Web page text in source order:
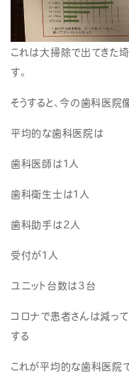
これは大掃除で出てきた
す。
そうすると、今の歯科医院
平均的な歯科医院は
歯科医師は1人
歯科衛生士は1人
歯科助手は2人
受付が1人
ユニット台数は3台
コロナで患者さんは減っ
する
これが平均的な歯科医院で